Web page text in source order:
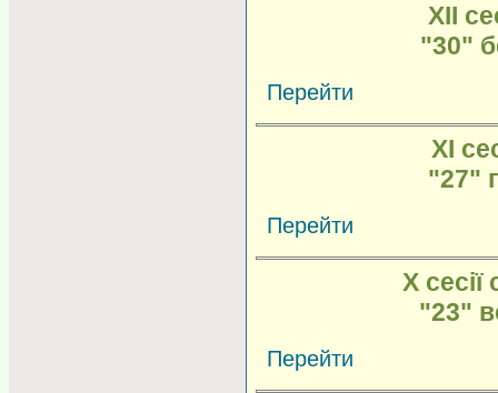
XII
"30"
Перейти
XI
"27"
Перейти
X сесії
"23"
Перейти